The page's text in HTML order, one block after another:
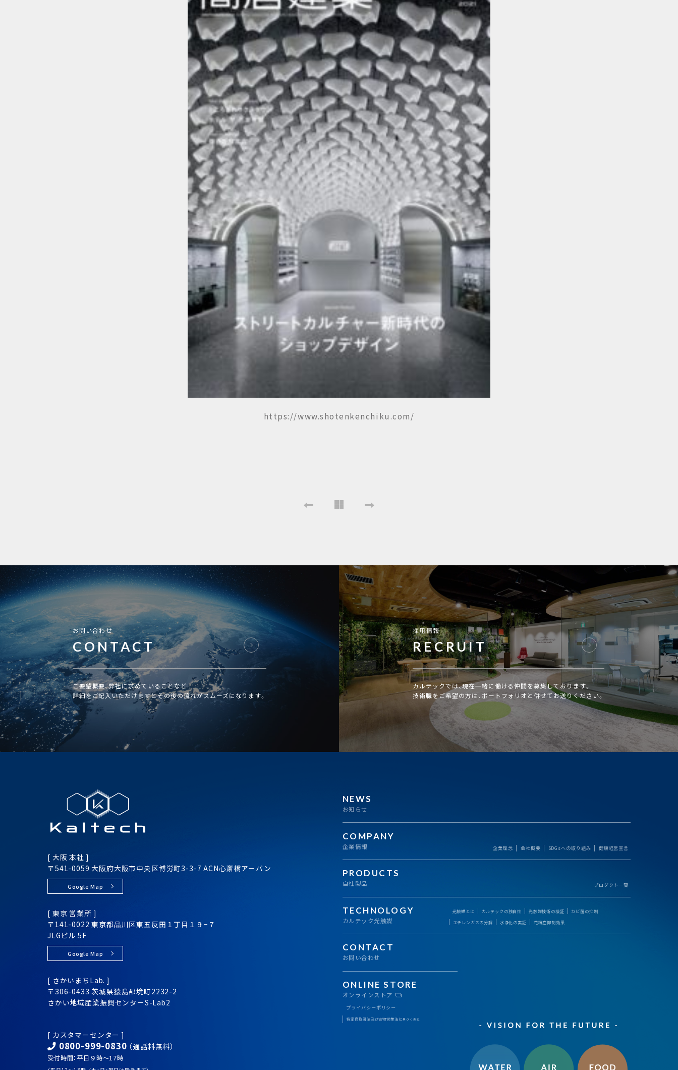
https://www.shotenkenchiku.com/
お問い合わせ
CONTACT
ご要望概要、弊社に求めていることなど
詳細をご記入いただけますとその後の流れがスムーズになります。
採用情報
RECRUIT
カルテックでは、現在一緒に働ける仲間を募集しております。
技術職をご希望の方は、ポートフォリオと併せてお送りください。
[ 大阪 本社 ]
〒541-0059 大阪府大阪市中央区博労町3-3-7 ACN心斎橋アーバン
Google Map
[ 東京 営業所 ]
〒141-0022 東京都品川区東五反田１丁目１９−７
JLGビル 5F
Google Map
[ さかいまちLab. ]
〒306-0433 茨城県猿島郡境町2232-2
さかい地域産業振興センターS-Lab2
[ カスタマーセンター ]
0800-999-0830 （通話料無料）
受付時間：平日９時～17時
NEWS
お知らせ
COMPANY
企業情報 企業理念 会社概要 SDGsへの取り組み 健康経営宣言
PRODUCTS
自社製品 プロダクト一覧
TECHNOLOGY
カルテック光触媒
光触媒とは カルテックの独自性 光触媒技術の検証
カビ菌の抑制
エチレンガスの分解
水浄化の実証 花粉症抑制効果
CONTACT
お問い合わせ
ONLINE STORE
オンラインストア
プライバシーポリシー
特定商取引法及び古物営業法に基づく表記